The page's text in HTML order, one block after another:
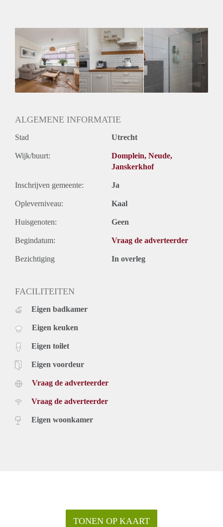
Huurtoeslag
Mogelijk
Inkomen eis
N.V.T.
Huurtermijn
Onbepaalde termijn
ALGEMENE INFORMATIE
Stad Utrecht
Wijk/buurt:
Domplein, Neude,
Janskerkhof
Inschrijven gemeente: Ja
Opleverniveau: Kaal
Huisgenoten: Geen
Begindatum: Vraag de adverteerder
Bezichtiging In overleg
FACILITEITEN
Eigen badkamer
Eigen keuken
Eigen toilet
Eigen voordeur
Vraag de adverteerder
Vraag de adverteerder
Eigen woonkamer
TONEN OP KAART